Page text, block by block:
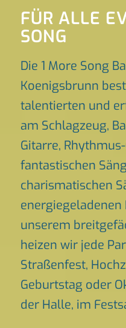
FÜR ALLE
SONG
Die 1 More Song
Koenigsbrunn
talentierten und
am Schlagzeug,
Gitarre,
fantastischen
charismatischen
unserem
heizen wir jede
Straßenfest,
Geburtstag oder
der Halle, im